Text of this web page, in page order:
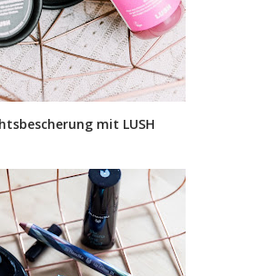
mit LUSH